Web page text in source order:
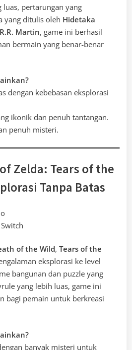
pertarungan yang
yang ditulis oleh Hidetaka
Martin, game ini berhasil
bermain yang benar-benar
dengan kebebasan eksplorasi
ikonik dan penuh tantangan.
penuh misteri.
Zelda: Tears of the
Tanpa Batas
of the Wild, Tears of the
eksplorasi ke level
bangunan dan puzzle yang
yang lebih luas, game ini
bagi pemain untuk berkreasi
banyak misteri untuk